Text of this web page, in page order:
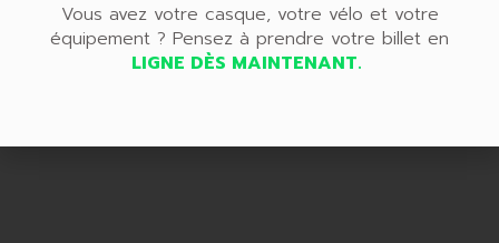
Vous avez votre casque, votre vélo et votre
équipement ? Pensez à prendre votre billet en
LIGNE DÈS MAINTENANT.